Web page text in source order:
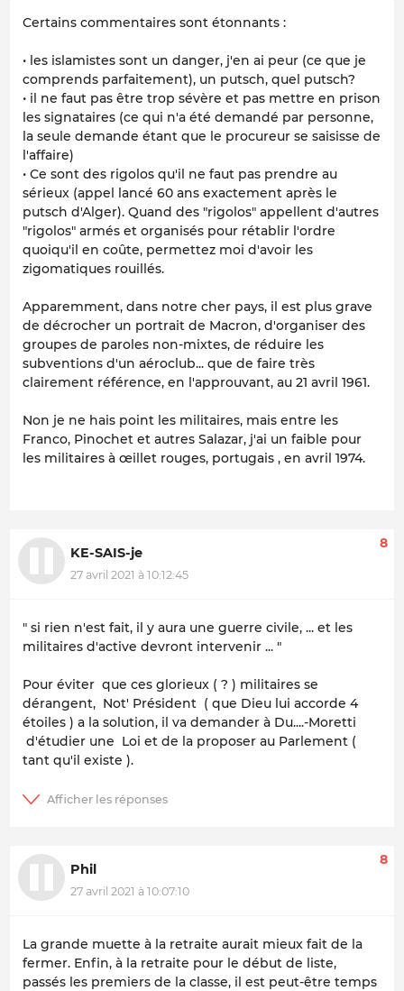
Certains commentaires sont étonnants :
• les islamistes sont un danger, j'en ai peur (ce que je
comprends parfaitement), un putsch, quel putsch?
• il ne faut pas être trop sévère et pas mettre en prison
les signataires (ce qui n'a été demandé par personne,
la seule demande étant que le procureur se saisisse de
l'affaire)
• Ce sont des rigolos qu'il ne faut pas prendre au
sérieux (appel lancé 60 ans exactement après le
putsch d'Alger). Quand des "rigolos" appellent d'autres
"rigolos" armés et organisés pour rétablir l'ordre
quoiqu'il en coûte, permettez moi d'avoir les
zigomatiques rouillés.
Apparemment, dans notre cher pays, il est plus grave
de décrocher un portrait de Macron, d'organiser des
groupes de paroles non-mixtes, de réduire les
subventions d'un aéroclub... que de faire très
clairement référence, en l'approuvant, au 21 avril 1961.
Non je ne hais point les militaires, mais entre les
Franco, Pinochet et autres Salazar, j'ai un faible pour
les militaires à œillet rouges, portugais , en avril 1974.
KE-SAIS-je
27 avril 2021 à 10:12:45
8
" si rien n'est fait, il y aura une guerre civile, ... et les
militaires d'active devront intervenir ... "
Pour éviter que ces glorieux ( ? ) militaires se
dérangent, Not' Président ( que Dieu lui accorde 4
étoiles ) a la solution, il va demander à Du....-Moretti
d'étudier une Loi et de la proposer au Parlement (
tant qu'il existe ).
Phil
27 avril 2021 à 10:07:10
8
La grande muette à la retraite aurait mieux fait de la
fermer. Enfin, à la retraite pour le début de liste,
passés les premiers de la classe, il est peut-être temps